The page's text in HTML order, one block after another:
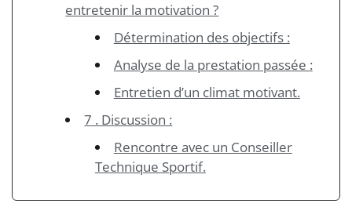
entretenir la motivation ?
Détermination des objectifs :
Analyse de la prestation passée :
Entretien d’un climat motivant.
7 . Discussion :
Rencontre avec un Conseiller
Technique Sportif.